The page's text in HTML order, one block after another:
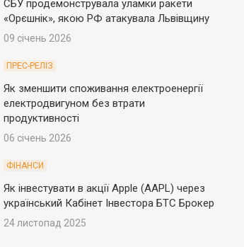
СБУ продемонструвала уламки ракети
«Орєшнік», якою РФ атакувала Львівщину
09 січень 2026
ПРЕС-РЕЛІЗ
Як зменшити споживання електроенергії
електродвигуном без втрати
продуктивності
06 січень 2026
ФІНАНСИ
Як інвестувати в акції Apple (AAPL) через
український Кабінет Інвестора БТС Брокер
24 листопад 2025